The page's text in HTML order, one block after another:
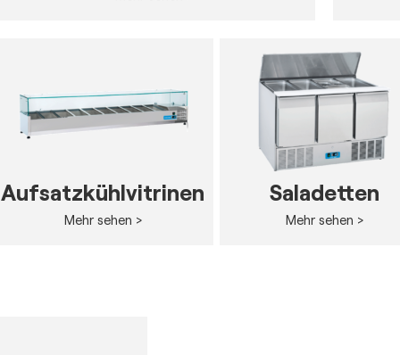
Aufsatzkühlvitrinen
Mehr sehen >
Saladetten
Mehr sehen >